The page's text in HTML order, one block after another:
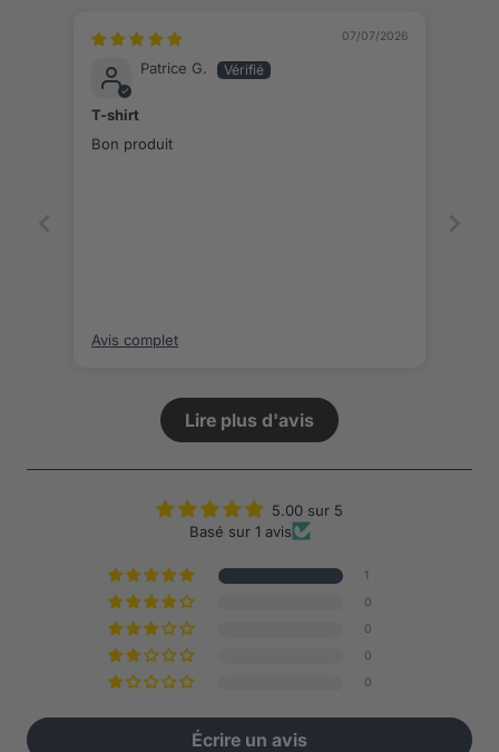
07/07/2026
Patrice G.
T-shirt
Bon produit
Avis complet
Lire plus d'avis
5.00 sur 5
Basé sur 1 avis
1
0
0
0
0
Écrire un avis